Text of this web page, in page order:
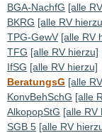
BGA-NachfG [alle
BKRG [alle RV
TPG-GewV [alle RV
TFG [alle RV hierzu]
IfSG [alle RV hierzu]
BeratungsG [alle
KonvBehSchG [alle
AlkopopStG [alle RV
SGB 5 [alle RV